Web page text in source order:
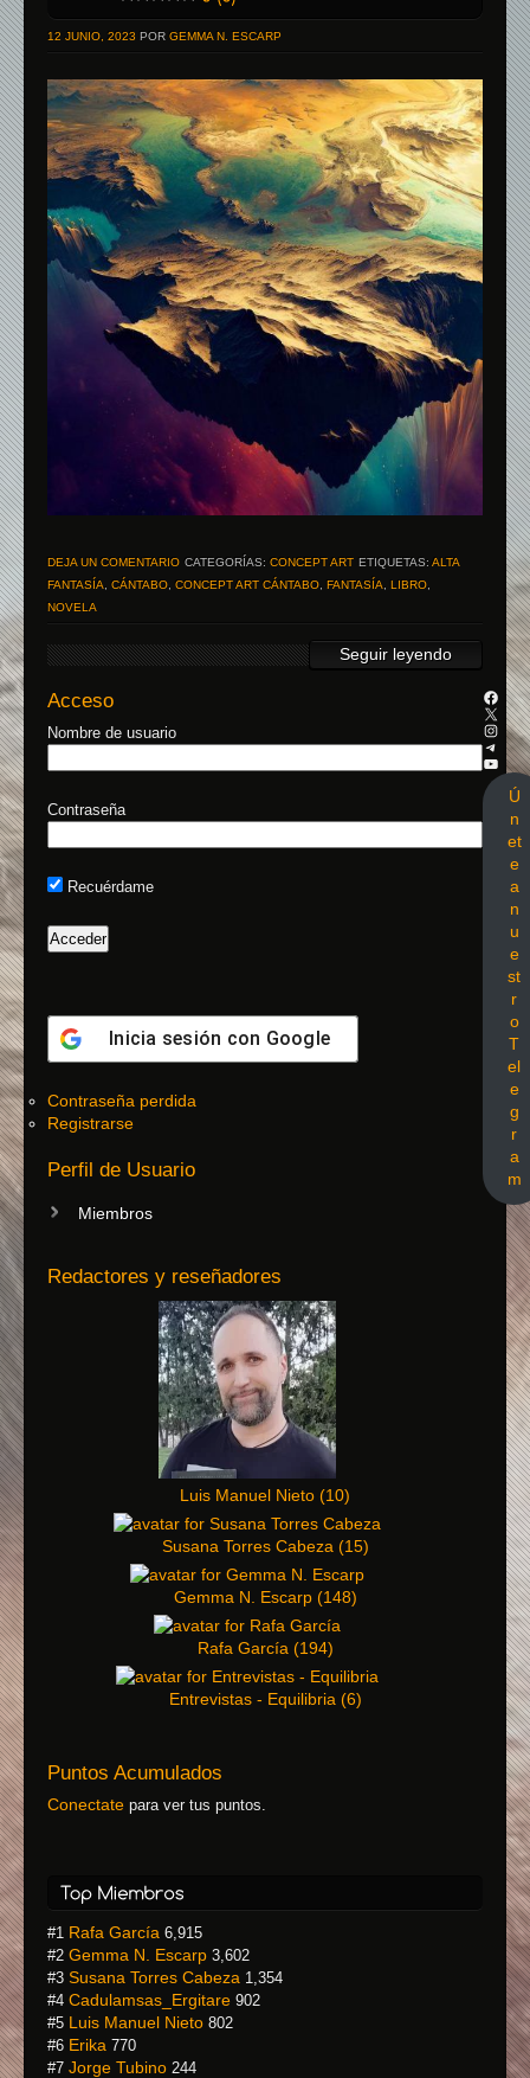
12 JUNIO, 2023 POR GEMMA N. ESCARP
Seguir leyendo
DEJA UN COMENTARIO CATEGORÍAS: CONCEPT ART ETIQUETAS: ALTA
FANTASÍA
CÁNTABO CONCEPT ART CÁNTABO FANTASÍA LIBRO
NOVELA
Acceso
Nombre de usuario
Contraseña
Recuérdame
Inicia sesión con Google
Contraseña perdida
Registrarse
Perfil de Usuario
Miembros
Ú
n
et
e
a
n
u
e
st
r
o
T
el
e
g
r
a
m
Redactores y reseñadores
Luis Manuel Nieto (10)
Susana Torres Cabeza (15)
Gemma N. Escarp (148)
Rafa García (194)
Entrevistas - Equilibria (6)
Puntos Acumulados
Conectate para ver tus puntos.
#1 Rafa García 6,915
#2 Gemma N. Escarp 3,602
#3 Susana Torres Cabeza 1,354
#4 Cadulamsas_Ergitare 902
#5 Luis Manuel Nieto 802
#6 Erika 770
#7 Jorge Tubino 244